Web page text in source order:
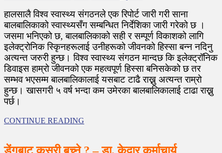
हालसालै विश्व स्वास्थ्य संगठनले एक रिपोर्ट जारी गरी साना
बालबालिकाको स्वास्थ्यसँग सम्बन्धित निर्देशिका जारी गरेको छ ।
जसमा भनिएको छ, बालबालिकाको सही र सम्पूर्ण विकाशको लागि
इलेक्ट्रोनिक स्कृिनहरूलाई उनीहरूको जीवनको हिस्सा बन्न नदिनु
अत्यन्त जरुरी हुन्छ। विश्व स्वास्थ्य संगठन मान्दछ कि इलेक्ट्रॉनिक
डिवाइस हाम्रो जीवनको एक महत्वपूर्ण हिस्सा बनिसकेको छ तर
सम्भव भएसम्म बालबालिकालाई यसबाट टाढै राख्नु अत्यन्त राम्रो
हुन्छ। खासगरी ५ वर्ष भन्दा कम उमेरका बालबालिकालाई टाढा राख्नु
पर्छ।
CONTINUE READING